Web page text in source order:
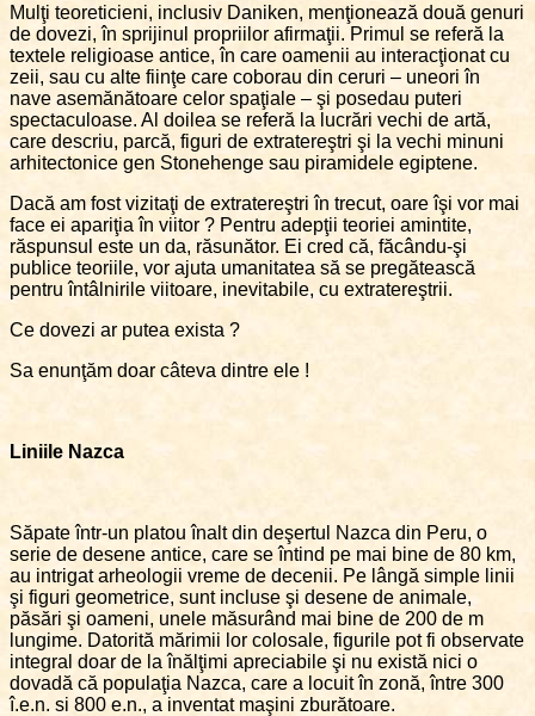
Mulţi teoreticieni, inclusiv Daniken, menţionează două genuri
de dovezi, în sprijinul propriilor afirmaţii. Primul se referă la
textele religioase antice, în care oamenii au interacţionat cu
zeii, sau cu alte fiinţe care coborau din ceruri – uneori în
nave asemănătoare celor spaţiale – şi posedau puteri
spectaculoase. Al doilea se referă la lucrări vechi de artă,
care descriu, parcă, figuri de extratereştri şi la vechi minuni
arhitectonice gen Stonehenge sau piramidele egiptene.
Dacă am fost vizitaţi de extratereştri în trecut, oare îşi vor mai
face ei apariţia în viitor ? Pentru adepţii teoriei amintite,
răspunsul este un da, răsunător. Ei cred că, făcându-şi
publice teoriile, vor ajuta umanitatea să se pregătească
pentru întâlnirile viitoare, inevitabile, cu extratereştrii.
Ce dovezi ar putea exista ?
Sa enunţăm doar câteva dintre ele !
Liniile Nazca
Săpate într-un platou înalt din deşertul Nazca din Peru, o
serie de desene antice, care se întind pe mai bine de 80 km,
au intrigat arheologii vreme de decenii. Pe lângă simple linii
şi figuri geometrice, sunt incluse şi desene de animale,
păsări şi oameni, unele măsurând mai bine de 200 de m
lungime. Datorită mărimii lor colosale, figurile pot fi observate
integral doar de la înălţimi apreciabile şi nu există nici o
dovadă că populaţia Nazca, care a locuit în zonă, între 300
î.e.n. si 800 e.n., a inventat maşini zburătoare.